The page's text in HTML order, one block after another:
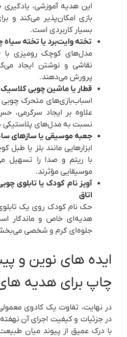
این هدیه آموزشی، یادگیری
بازی امکان‌پذیر می‌کند و
بسیار کاربردی است.
تخته وایت‌برد یا تخته سیاه
مدل‌های کوچک رومیزی با
نقاشی و نوشتن ایجاد
پرورش می‌دهند.
قطار یا ماشین چوبی کلاسیک
اسباب‌بازی‌های متحرک چوبی
علاوه بر ایجاد سرگرمی،
نسبت به مدل‌های پلاستیکی
جعبه موسیقی یا سازهای
ابزارهایی مانند بلز یا
با ریتم و صدا را
موسیقایی مؤثرند.
آویز نام کودک یا تابلوی
اتاق
حک نام کودک روی یک
هدیه‌ای خاص و ماندگار
جلوه‌ای گرم و شخصی
ایده های نوین و
چاپ برای هدیه
در نهایت، تفاوت یک کادوی
در جزئیات و کیفیت اجرای آن
با درک عمیق از پیوند میان